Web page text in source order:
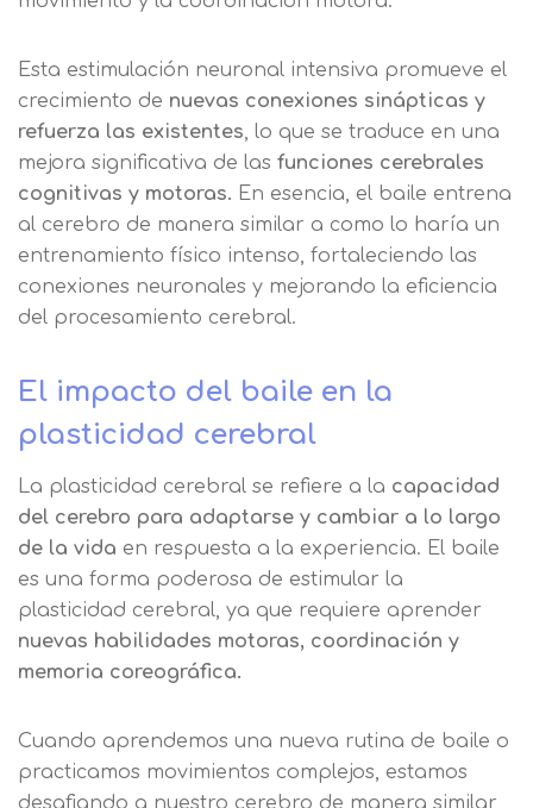
Esta estimulación neuronal intensiva promueve el
crecimiento de nuevas conexiones sinápticas y
refuerza las existentes, lo que se traduce en una
mejora significativa de las funciones cerebrales
cognitivas y motoras. En esencia, el baile entrena
al cerebro de manera similar a como lo haría un
entrenamiento físico intenso, fortaleciendo las
conexiones neuronales y mejorando la eficiencia
del procesamiento cerebral.
El impacto del baile en la
plasticidad cerebral
La plasticidad cerebral se refiere a la capacidad
del cerebro para adaptarse y cambiar a lo largo
de la vida en respuesta a la experiencia. El baile
es una forma poderosa de estimular la
plasticidad cerebral, ya que requiere aprender
nuevas habilidades motoras, coordinación y
memoria coreográfica.
Cuando aprendemos una nueva rutina de baile o
practicamos movimientos complejos, estamos
desafiando a nuestro cerebro de manera similar
Solicitar
información
Nombre
Solicitar
información
Telefono
Email
Información básica sobre Protección
Centro de
preferencia de
privacidad
Utilizamos cookies propias y de terceros
para mejorar nuestros servicios